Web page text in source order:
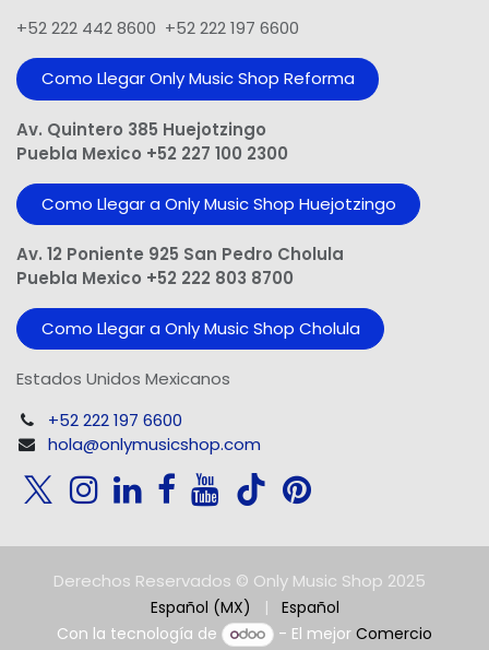
+52 222 442 8600 +52 222 197 6600
Como Llegar Only Music Shop​ Reforma
Av. Quintero 385 Huejotzingo
Puebla Mexico +52 227 100 2300
Como Llegar a Only Music Shop Huejotzingo
Av. 12 Poniente 925 San Pedro Cholula
Puebla Mexico +52 222 803 8700
Como Llegar a Only Music Shop Cholula
Estados Unidos Mexicanos
+52 222 197 6600
hola@onlymusicshop.com
Derechos Reservados © Only Music Shop 2025
Español (MX) |
Español
Con la tecnología de
- El mejorComercio